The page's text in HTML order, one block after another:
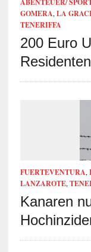
ABENTEUER/
GOMERA,LA
TENERIFFA
200 Euro
Residenten
FUERTEVENTURA,
LANZAROTE,
Kanaren